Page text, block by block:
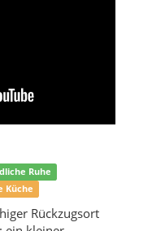
Ruhe
Küche
Rückzugsort
kleiner
und
des Alltags